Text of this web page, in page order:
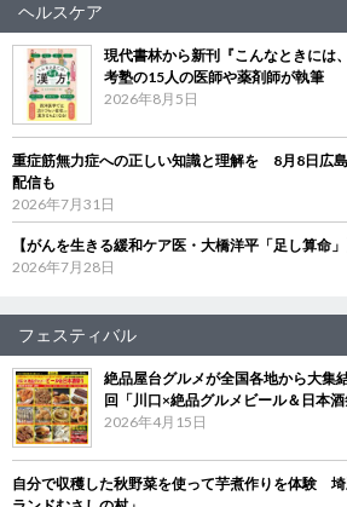
ヘルスケア
現代書林から新刊『こんなときに
考塾の15人の医師や薬剤師が執筆
2026年8月5日
重症筋無力症への正しい知識と理解を 8月8日広
配信も
2026年7月31日
【がんを生きる緩和ケア医・大橋洋平「足し算命
2026年7月28日
フェスティバル
絶品屋台グルメが全国各地から大集
回「川口×絶品グルメビール＆日本
2026年4月15日
自分で収穫した秋野菜を使って芋煮作りを体験